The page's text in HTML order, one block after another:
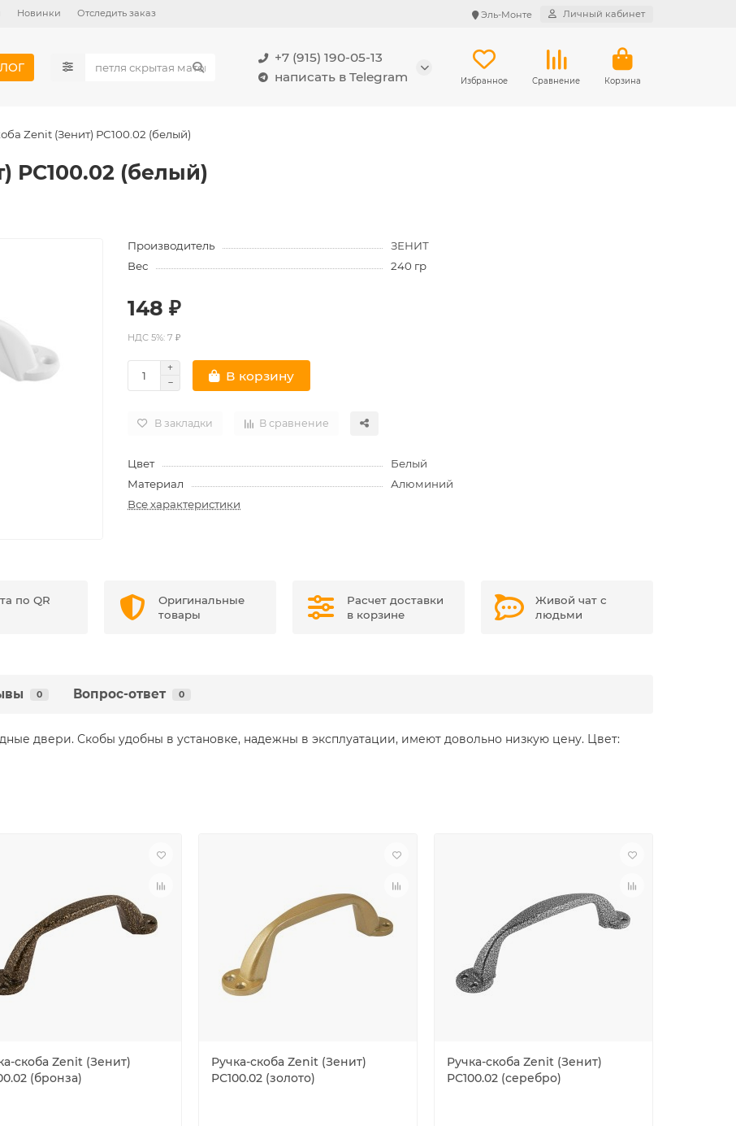
Новинки Отследить заказ Эль-Монте Личный кабинет
+7 (915) 190-05-13
написать в Telegram
Избранное Сравнение Корзина
Zenit (Зенит) РС100.02 (белый)
РС100.02 (белый)
Производитель
ЗЕНИТ
Вес
240 гр
148 ₽
НДС 5%: 7 ₽
В корзину
В закладки В сравнение
Цвет
Белый
Материал
Алюминий
Все характеристики
по QR
Оригинальные
товары
Расчет доставки
в корзине
Живой чат с
людьми
0 Вопрос-ответ 0
двери. Скобы удобны в установке, надежны в эксплуатации, имеют довольно низкую цену. Цвет:
скоба Zenit (Зенит)
(бронза)
Ручка-скоба Zenit (Зенит)
РС100.02 (золото)
Ручка-скоба Zenit (Зенит)
РС100.02 (серебро)